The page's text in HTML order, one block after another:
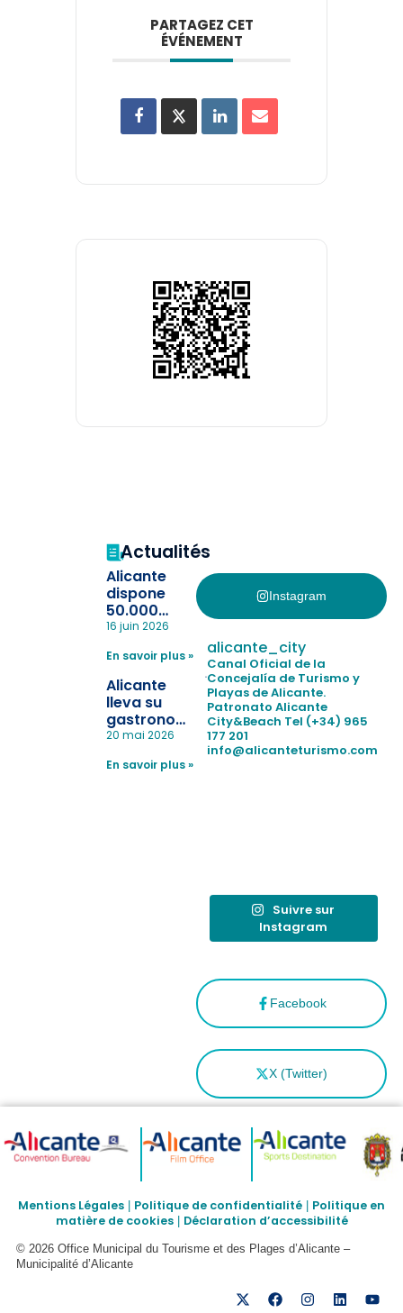
PARTAGEZ CET
ÉVÉNEMENT
Actualités
Alicante
dispone
50.000
pulseras
la
pérdida de niños
en las
playas y
realiza con
simulacro de socorrismo
16 juin 2026
En savoir plus »
Alicante
lleva su
gastronomía
a Madrid
reforzar el
20 mai 2026
En savoir plus »
Instagram
Facebook
X (Twitter)
alicante_city
Canal Oficial de la
Concejalía de Turismo y
Playas de Alicante.
Patronato Alicante
City&Beach Tel (+34) 965
177 201
info@alicanteturismo.com
Suivre sur
Instagram
Mentions Légales Politique de confidentialité
Politique en
matière de cookies| Déclaration d’accessibilité
© 2026 Office Municipal du Tourisme et des Plages d’Alicante –
Municipalité d’Alicante